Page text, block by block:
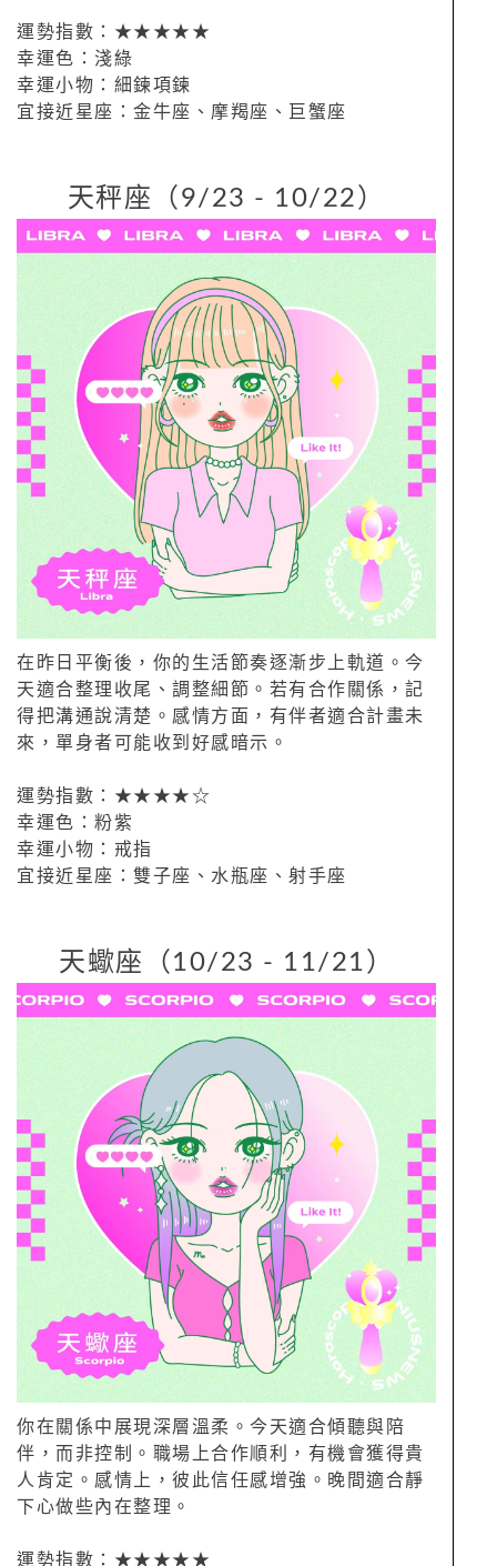
運勢指數：★★★★★
幸運色：淺綠
幸運小物：細鍊項鍊
宜接近星座：金牛座、摩羯座、巨蟹座
天秤座（9/23 - 10/22）
在昨日平衡後，你的生活節奏逐漸步上軌道。今
天適合整理收尾、調整細節。若有合作關係，記
得把溝通說清楚。感情方面，有伴者適合計畫未
來，單身者可能收到好感暗示。
運勢指數：★★★★☆
幸運色：粉紫
幸運小物：戒指
宜接近星座：雙子座、水瓶座、射手座
天蠍座（10/23 - 11/21）
你在關係中展現深層溫柔。今天適合傾聽與陪
伴，而非控制。職場上合作順利，有機會獲得貴
人肯定。感情上，彼此信任感增強。晚間適合靜
下心做些內在整理。
運勢指數：★★★★★